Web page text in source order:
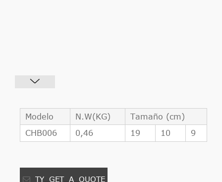
Modelo N.W(KG)
Tamaño (cm)
CHB006
0,46 19 10 9
TY_GET_A_QUOTE